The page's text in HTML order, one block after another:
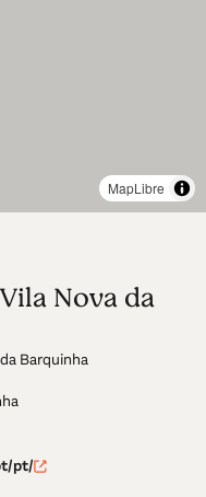
Nova da
Barquinha
pt/
MapLibre